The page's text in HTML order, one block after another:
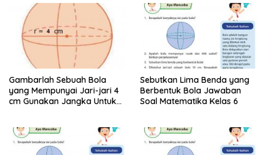
Gambarlah Sebuah Bola
yang Mempunyai Jari-jari 4
cm Gunakan Jangka Untuk
Sebutkan Lima Benda yang
Berbentuk Bola Jawaban
Soal Matematika Kelas 6